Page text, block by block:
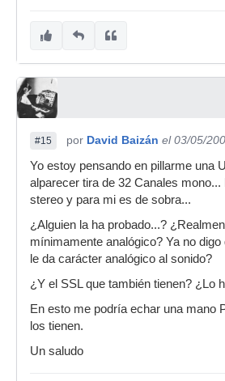
#15 por David Baizán el 03/05/
Yo estoy pensando en pillarme una
alparecer tira de 32 Canales mono...
stereo y para mi es de sobra...
¿Alguien la ha probado...?
mínimamente analógico? Ya no digo
le da carácter analógico al sonido?
¿Y el SSL que también tienen? ¿Lo
En esto me podría echar una mano
los tienen.
Un saludo